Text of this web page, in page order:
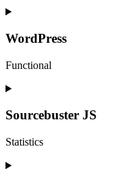
Consent
service
WordPress
Functional
Consent
service
Sourcebuster JS
Statistics
Consent